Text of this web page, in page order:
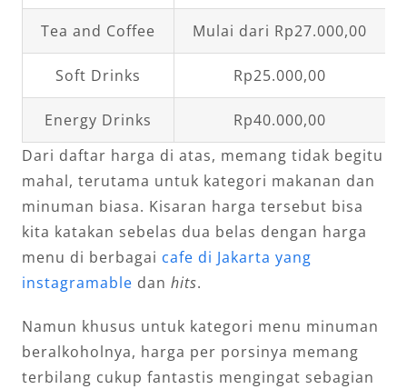
Tea and Coffee Mulai dari Rp27.000,00
Soft Drinks Rp25.000,00
Energy Drinks
Rp40.000,00
Dari daftar harga di atas, memang tidak begitu
mahal, terutama untuk kategori makanan dan
minuman biasa. Kisaran harga tersebut bisa
kita katakan sebelas dua belas dengan harga
menu di berbagai cafe di Jakarta yang
instagramable dan hits.
Namun khusus untuk kategori menu minuman
beralkoholnya, harga per porsinya memang
terbilang cukup fantastis mengingat sebagian